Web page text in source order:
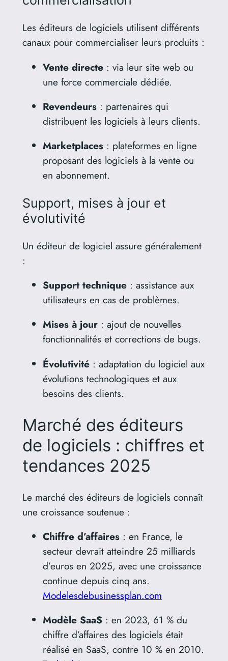
Les éditeurs de logiciels utilisent différents
canaux pour commercialiser leurs produits :
Vente directe: via leur site web ou
une force commerciale dédiée.
Revendeurs: partenaires qui
distribuent les logiciels à leurs clients.
Marketplaces: plateformes en ligne
proposant des logiciels à la vente ou
en abonnement.
Support, mises à jour et
évolutivité
Un éditeur de logiciel assure généralement
:
Support technique: assistance aux
utilisateurs en cas de problèmes.
Mises à jour: ajout de nouvelles
fonctionnalités et corrections de bugs.
Évolutivité: adaptation du logiciel aux
évolutions technologiques et aux
besoins des clients.
Marché des éditeurs
de logiciels : chiffres et
tendances 2025
Le marché des éditeurs de logiciels connaît
une croissance soutenue :
Chiffre d’affaires: en France, le
secteur devrait atteindre 25 milliards
d’euros en 2025, avec une croissance
continue depuis cinq ans.
Modelesdebusinessplan.com
Modèle SaaS: en 2023, 61 % du
chiffre d’affaires des logiciels était
réalisé en SaaS, contre 10 % en 2010.